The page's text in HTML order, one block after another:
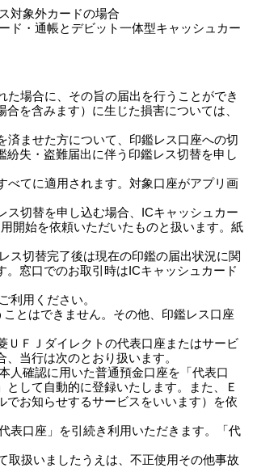
対象外カードの場合
ド・通帳とデビット一体型キャッシュカー
場合に、その旨の届出を行うことができ
を含みます）に生じた損害については、
済ませた方について、印鑑レス口座への切
失・盗難届出に伴う印鑑レス切替を申し
べてに適用されます。対象口座がアプリ画
切替を申し込む場合、ICキャッシュカー
開始を依頼いただいたものと扱います。紙
ス切替完了後は現在の印鑑の届出状況に関
窓口でのお取引時はICキャッシュカード
用ください。
とはできません。その他、印鑑レス口座
ＵＦＪダイレクトの代表口座またはサービ
当行は次のとおり扱います。
人確認に用いた普通預金口座を「代表口
して自動的に登録いたします。また、Ｅ
お知らせするサービスをいいます）を依
表口座」を引続き利用いただきます。「代
取扱いましたうえは、不正使用その他事故